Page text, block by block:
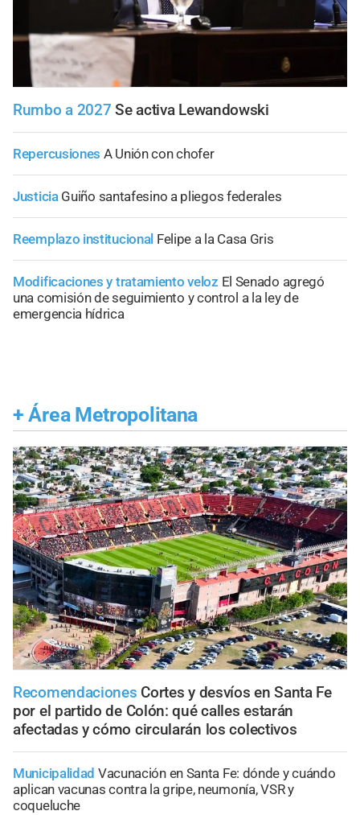
Rumbo a 2027 Se activa Lewandowski
Repercusiones A Unión con chofer
Justicia Guiño santafesino a pliegos federales
Reemplazo institucional Felipe a la Casa Gris
Modificaciones y tratamiento veloz El Senado agregó
una comisión de seguimiento y control a la ley de
emergencia hídrica
+ Área Metropolitana
Recomendaciones Cortes y desvíos en Santa Fe
por el partido de Colón: qué calles estarán
afectadas y cómo circularán los colectivos
Municipalidad Vacunación en Santa Fe: dónde y cuándo
aplican vacunas contra la gripe, neumonía, VSR y
coqueluche